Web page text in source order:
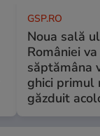
GSP.RO
Noua sală
României
săptămâna
ghici primul
găzduit